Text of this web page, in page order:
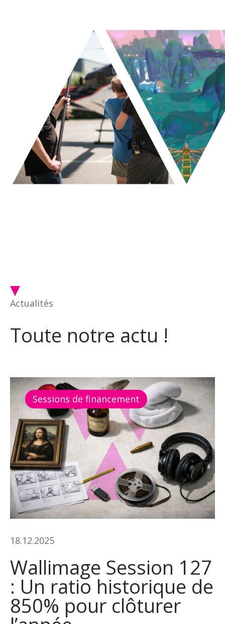
Actualités
Toute notre actu !
Sessions de financement
18.12.2025
Wallimage Session 127
: Un ratio historique de
850% pour clôturer